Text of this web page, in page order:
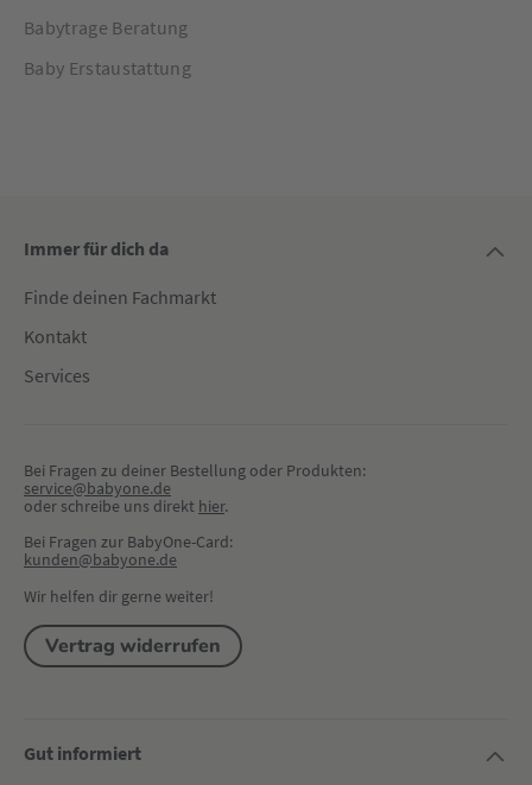
Babytrage Beratung
Baby Erstaustattung
Immer für dich da
Finde deinen Fachmarkt
Kontakt
Services
Bei Fragen zu deiner Bestellung oder Produkten:
service@babyone.de
oder schreibe uns direkt hier.
Bei Fragen zur BabyOne-Card:
kunden@babyone.de
Wir helfen dir gerne weiter!
Vertrag widerrufen
Gut informiert